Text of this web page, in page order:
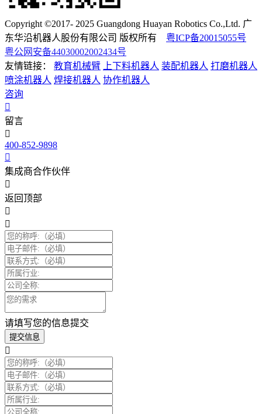
Copyright ©2017- 2025 Guangdong Huayan Robotics Co.,Ltd. 广
东华沿机器人股份有限公司 版权所有 粤ICP备20015055号
粤公网安备44030002002434号
友情链接：
教育机械臂 上下料机器人 装配机器人 打磨机器人
喷涂机器人 焊接机器人 协作机器人
咨询
留言
400-852-9898
集成商合作伙伴
返回顶部
请填写您的信息提交
提交信息